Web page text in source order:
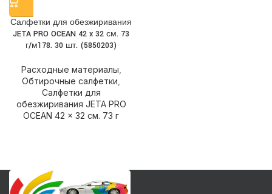
Салфетки для обезжиривания
JETA PRO OCEAN 42 x 32 см. 73
г/м178. 30 шт. (5850203)
Расходные материалы
Обтирочные салфетки
Салфетки для
обезжиривания JETA PRO
OCEAN 42 x 32 см. 73 г